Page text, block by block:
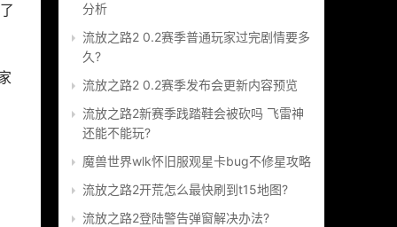
分析
流放之路2 0.2赛季普通玩家过完剧情要多
久?
流放之路2 0.2赛季发布会更新内容预览
流放之路2新赛季践踏鞋会被砍吗 飞雷神
还能不能玩?
魔兽世界wlk怀旧服观星卡bug不修星攻略
流放之路2开荒怎么最快刷到t15地图?
流放之路2登陆警告弹窗解决办法?